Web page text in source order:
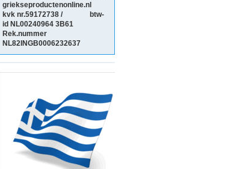
griekseproductenonline.nl
kvk nr.59172738 / btw-
id NL002409643B61
Rek.nummer
NL82INGB0006232637